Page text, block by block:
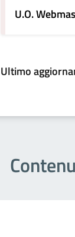
U.O.
Ultimo